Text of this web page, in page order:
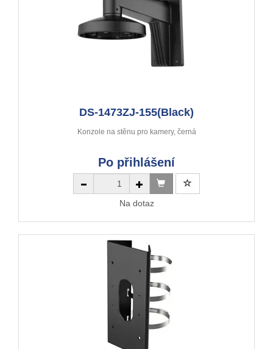
DS-1473ZJ-155(Black)
Konzole na stěnu pro kamery, černá
Po přihlášení
Na dotaz